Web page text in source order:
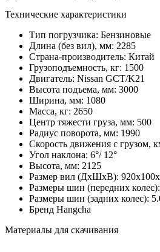
Технические характеристики
Тип погрузчика: Бензиновые
Длина (без вил), мм: 2285
Страна-производитель: Китай
Грузоподъемность, кг: 1500
Двигатель: Nissan GCT/K21
Высота подъема, мм: 3000
Ширина, мм: 1080
Масса, кг: 2650
Центр тяжести груза, мм: 500
Радиус поворота, мм: 1990
Скорость движения с грузом,
Угол наклона: 6°/ 12°
Высота, мм: 2125
Размер вил (ДхШхВ):
Размеры шин (передних колес):
Размеры шин (задних колес):
Бренд Hangcha
Материалы для скачивания